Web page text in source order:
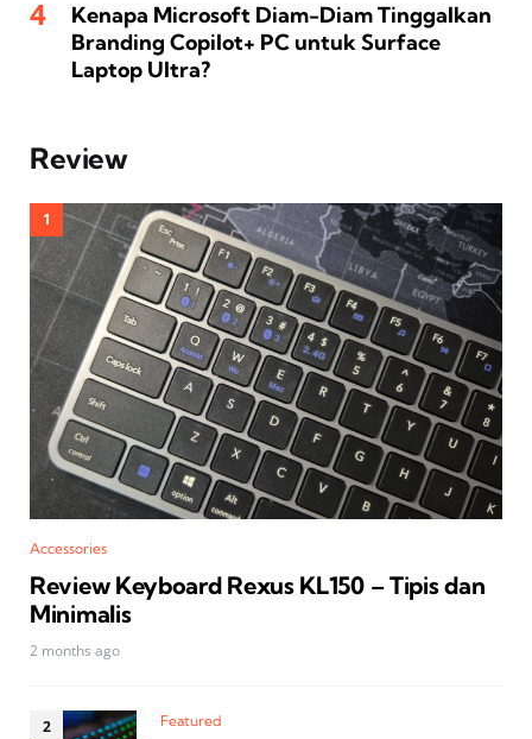
Kenapa Microsoft Diam-Diam Tinggalkan
Branding Copilot+ PC untuk Surface
Laptop Ultra?
Review
Accessories
Review Keyboard Rexus KL150 – Tipis dan
Minimalis
2 months ago
Featured